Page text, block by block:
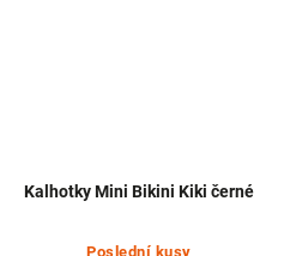
Kalhotky Mini Bikini Kiki černé
Poslední kusy